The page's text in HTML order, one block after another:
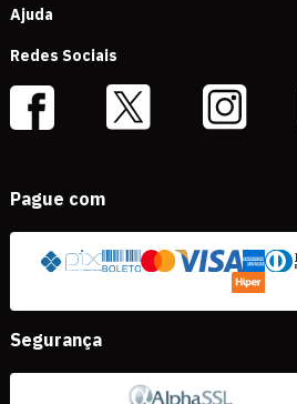
Ajuda
Redes Sociais
Pague com
Segurança